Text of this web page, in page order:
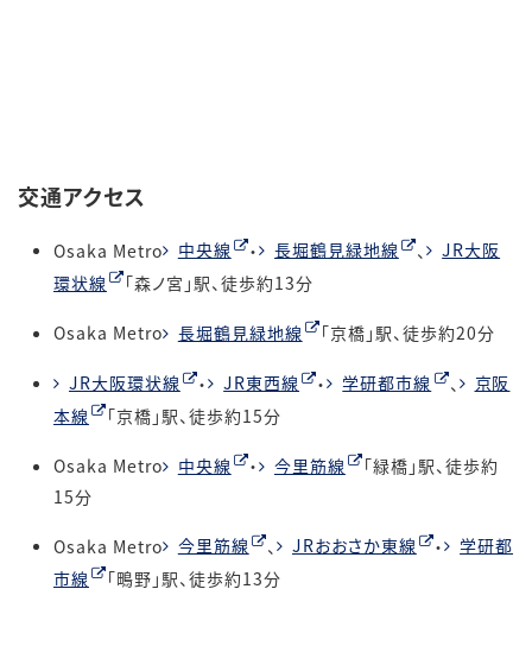
交通アクセス
Osaka Metro 中央線 ・ 長堀鶴見緑地線 、
JR大阪
環状線
「森ノ宮」駅、徒歩約13分
Osaka Metro 長堀鶴見緑地線 「京橋」駅、徒歩約20分
JR大阪環状線 ・ JR東西線 ・ 学研都市線 、
京阪
本線
「京橋」駅、徒歩約15分
Osaka Metro 中央線 ・ 今里筋線
「緑橋」駅、徒歩約
15分
Osaka Metro 今里筋線 、 JRおおさか東線 ・
学研都
市線
「鴫野」駅、徒歩約13分